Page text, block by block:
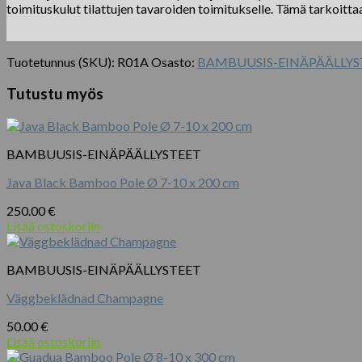
toimituskulut tilattujen tavaroiden toimitukselle. Tämä
Tuotetunnus (SKU): R01AOsasto: BAMBUUSIS-
Tutustu myös
BAMBUUSIS-EINÄPÄÄLLYSTEET
Java Black Bamboo Pole Ø 7-10 x 200 cm
250.00€
Lisää ostoskoriin
BAMBUUSIS-EINÄPÄÄLLYSTEET
Väggbeklädnad Champagne
50.00€
Lisää ostoskoriin